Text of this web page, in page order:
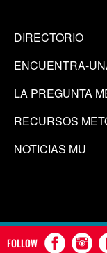
DIRECTORIO
ENCUENTRA-
LA PREGUNTA
RECURSOS
NOTICIAS MU
FOLLOW